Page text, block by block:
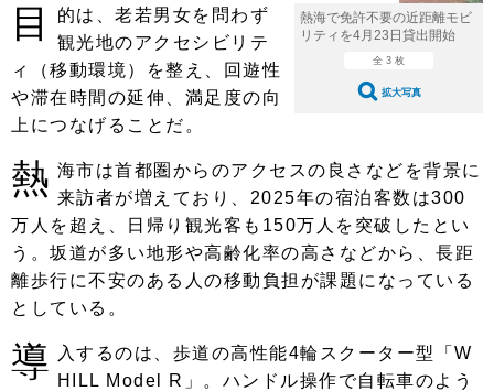
鈑金・塗装
ヘッドライト磨き コーティング
フィルム・ラッピング
小キズ直し 防錆
特集記事
ストップ 不具合修理＆粗悪修理
カーメーカー「旧車」関連プロジェ
クト
コラム
ショップ紹介
ショップレポート
レストア
ェクト
インタビュー
イベント
イベント告知 イベントレポート
熱海で免許不要の近距離モビ
リティを4月23日貸出開始
全 3 枚
拡大写真
目
的は、老若男女を問わず
観光地のアクセシビリテ
ィ（移動環境）を整え、回遊性
や滞在時間の延伸、満足度の向
上につなげることだ。
熱 海市は首都圏からのアクセスの良さなどを背景に
来訪者が増えており、2025年の宿泊客数は300
万人を超え、日帰り観光客も150万人を突破したとい
う。坂道が多い地形や高齢化率の高さなどから、長距
離歩行に不安のある人の移動負担が課題になっている
としている。
導
入するのは、歩道の高性能4輪スクーター型「W
HILL Model R」。ハンドル操作で自転車のよう